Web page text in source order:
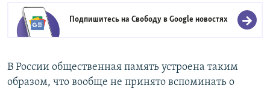
Подпишитесь на Свободу вGoogle новостях
В России общественная память устроена таким
образом, что вообще не принято вспоминать о